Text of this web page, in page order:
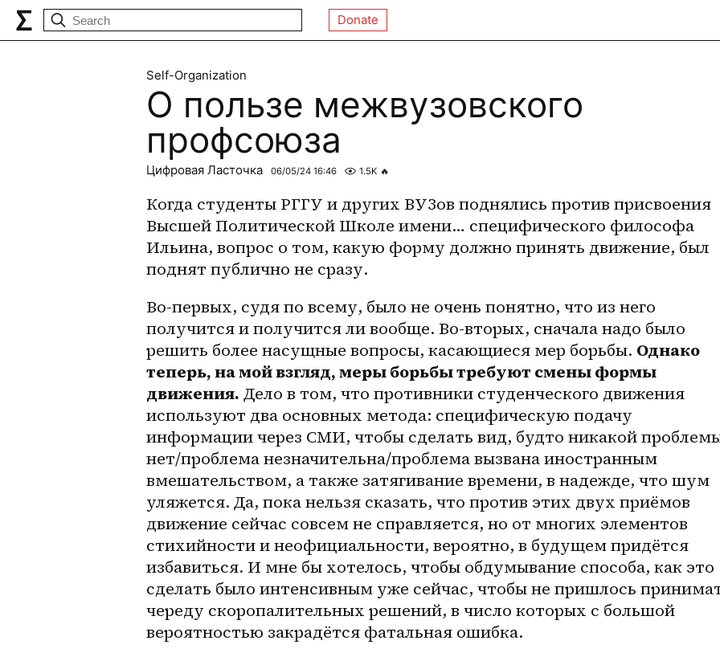
Donate
Self-Organization
О пользе межвузовского
профсоюза
Цифровая Ласточка 06/05/24 16:46 1.5K 🔥
Когда студенты РГГУ и других ВУЗов поднялись против присвоения
Высшей Политической Школе имени… специфического философа
Ильина, вопрос о том, какую форму должно принять движение, был
поднят публично не сразу.
Во-первых, судя по всему, было не очень понятно, что из него
получится и получится ли вообще. Во-вторых, сначала надо было
решить более насущные вопросы, касающиеся мер борьбы. Однако
теперь, на мой взгляд, меры борьбы требуют смены формы
движения. Дело в том, что противники студенческого движения
используют два основных метода: специфическую подачу
информации через СМИ, чтобы сделать вид, будто никакой
нет/проблема незначительна/проблема вызвана иностранным
вмешательством, а также затягивание времени, в надежде, что шум
уляжется. Да, пока нельзя сказать, что против этих двух приёмов
движение сейчас совсем не справляется, но от многих элементов
стихийности и неофициальности, вероятно, в будущем придётся
избавиться. И мне бы хотелось, чтобы обдумывание способа, как это
сделать было интенсивным уже сейчас, чтобы не пришлось
череду скоропалительных решений, в число которых с большой
вероятностью закрадётся фатальная ошибка.